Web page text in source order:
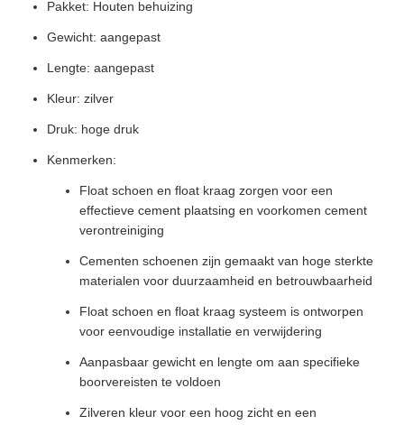
Pakket: Houten behuizing
Gewicht: aangepast
Lengte: aangepast
Kleur: zilver
Druk: hoge druk
Kenmerken:
Float schoen en float kraag zorgen voor een
effectieve cement plaatsing en voorkomen cement
verontreiniging
Cementen schoenen zijn gemaakt van hoge sterkte
materialen voor duurzaamheid en betrouwbaarheid
Float schoen en float kraag systeem is ontworpen
voor eenvoudige installatie en verwijdering
Aanpasbaar gewicht en lengte om aan specifieke
boorvereisten te voldoen
Zilveren kleur voor een hoog zicht en een